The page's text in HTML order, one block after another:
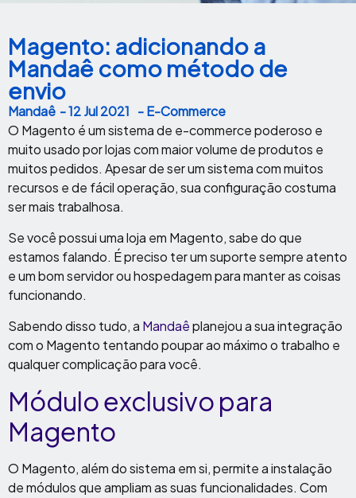
Magento: adicionando a
Mandaê como método de
envio
Mandaê -12 Jul 2021 - E-Commerce
O Magento é um sistema de e-commerce poderoso e
muito usado por lojas com maior volume de produtos e
muitos pedidos. Apesar de ser um sistema com muitos
recursos e de fácil operação, sua configuração costuma
ser mais trabalhosa.
Se você possui uma loja em Magento, sabe do que
estamos falando. É preciso ter um suporte sempre atento
e um bom servidor ou hospedagem para manter as coisas
funcionando.
Sabendo disso tudo, a Mandaêplanejou a sua integração
com o Magento tentando poupar ao máximo o trabalho e
qualquer complicação para você.
Módulo exclusivo para
Magento
O Magento, além do sistema em si, permite a instalação
de módulos que ampliam as suas funcionalidades. Com